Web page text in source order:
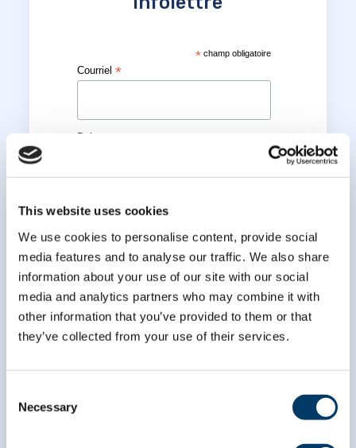
This website uses cookies
We use cookies to personalise content, provide social
media features and to analyse our traffic. We also share
information about your use of our site with our social
media and analytics partners who may combine it with
other information that you’ve provided to them or that
they’ve collected from your use of their services.
Selection
Necessary
*champ obligatoire
Courriel*
Prénom
Nom *